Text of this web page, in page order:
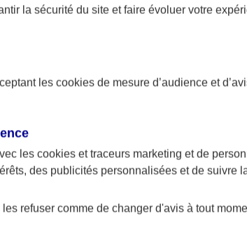
la sécurité du site et faire évoluer votre
les cookies de mesure d’audience et
les cookies et traceurs marketing et de
des publicités personnalisées et de suivre
refuser comme de changer d'avis à tout